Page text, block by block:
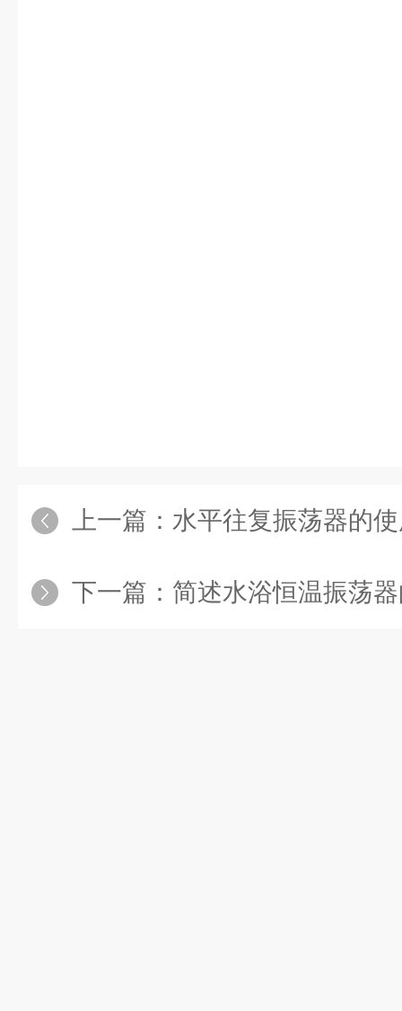
上一篇： 水平往复振荡器的
下一篇： 简述水浴恒温振荡